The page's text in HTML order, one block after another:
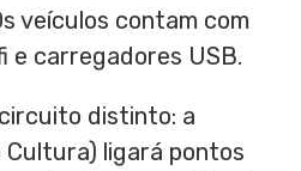
veículos contam com
e carregadores USB.
distinto: a
ligará pontos